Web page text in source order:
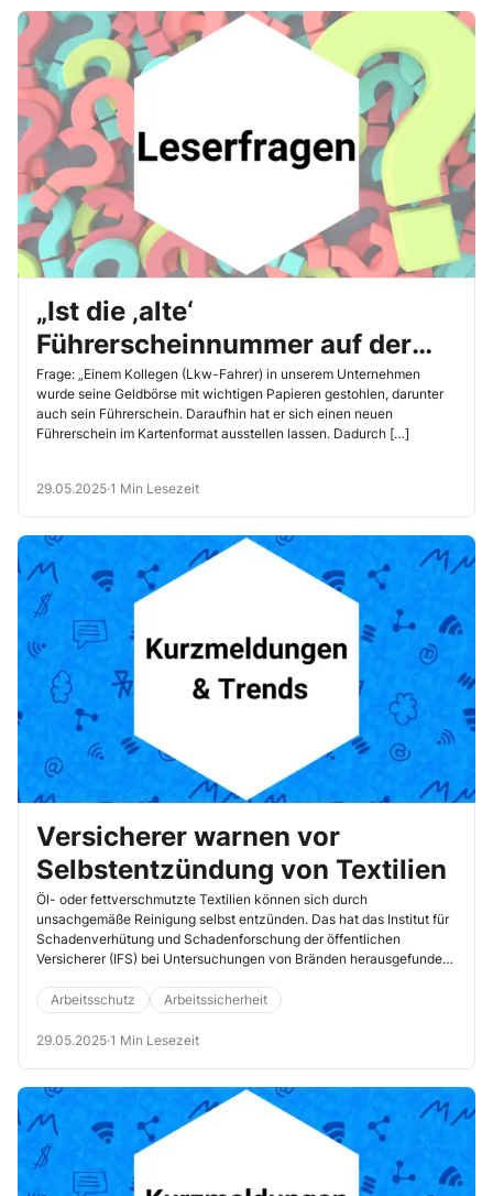
„Ist die ‚alte‘
Führerscheinnummer auf der
Fahrerkarte zulässig?“
Frage: „Einem Kollegen (Lkw-Fahrer) in unserem Unternehmen
wurde seine Geldbörse mit wichtigen Papieren gestohlen, darunter
auch sein Führerschein. Daraufhin hat er sich einen neuen
Führerschein im Kartenformat ausstellen lassen. Dadurch […]
29.05.2025·1 Min Lesezeit
Versicherer warnen vor
Selbstentzündung von Textilien
Öl- oder fettverschmutzte Textilien können sich durch
unsachgemäße Reinigung selbst entzünden. Das hat das Institut für
Schadenverhütung und Schadenforschung der öffentlichen
Versicherer (IFS) bei Untersuchungen von Bränden herausgefunden,
Arbeitsschutz
Arbeitssicherheit
29.05.2025·1 Min Lesezeit